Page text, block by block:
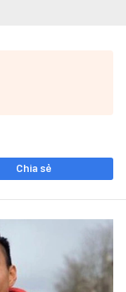
Chia sẻ